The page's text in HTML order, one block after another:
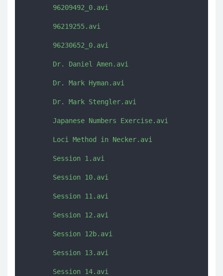
       96209492_0.avi
       96219255.avi
       96230652_0.avi
       Dr. Daniel Amen.avi
       Dr. Mark Hyman.avi
       Dr. Mark Stengler.avi
       Japanese Numbers Exercise.avi
       Loci Method in Necker.avi
       Session 1.avi
       Session 10.avi
       Session 11.avi
       Session 12.avi
       Session 12b.avi
       Session 13.avi
       Session 14.avi